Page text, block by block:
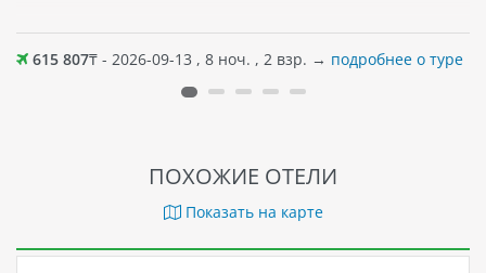
615 807₸ - 2026-09-13 , 8 ноч. , 2 взр. → подробнее о туре
ПОХОЖИЕ ОТЕЛИ
Показать на карте